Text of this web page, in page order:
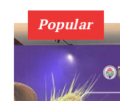
Popular